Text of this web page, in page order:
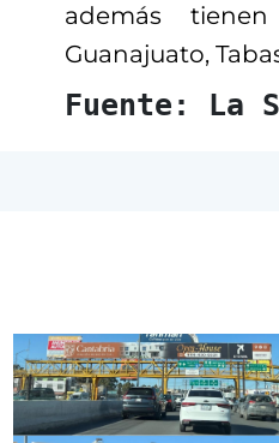
además
Guanajuato,
Fuente: La